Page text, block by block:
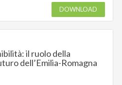
DOWNLOAD
il ruolo della
dell’Emilia-Romagna